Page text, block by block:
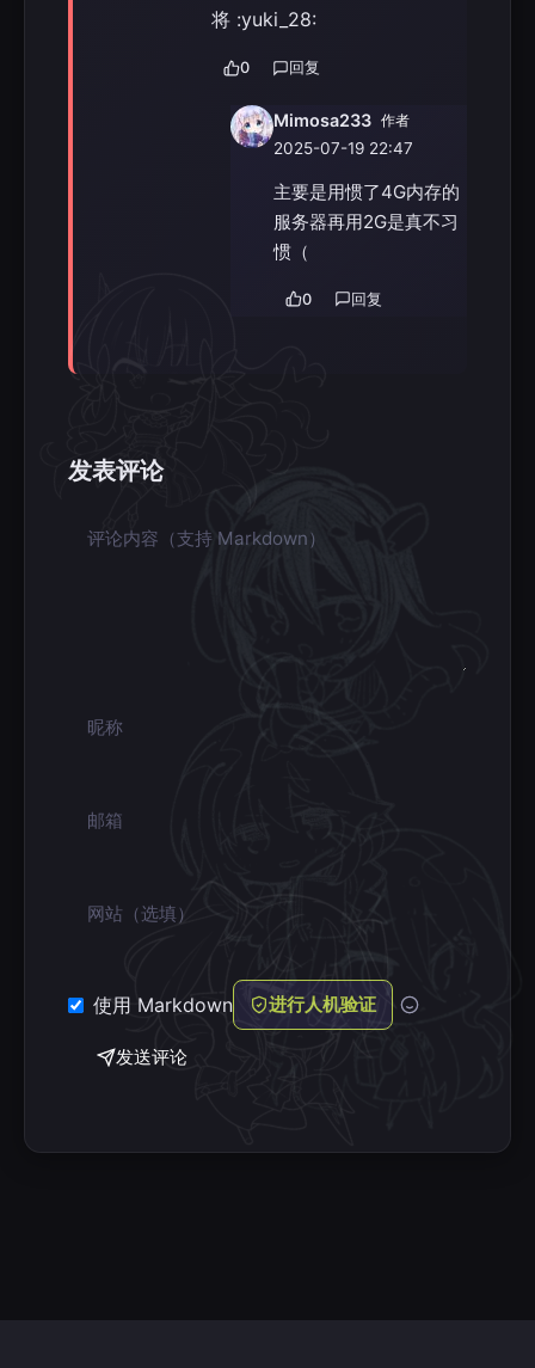
将 :yuki_28:
0 回复
Mimosa233 作者
2025-07-19 22:47
主要是用惯了4G内存的
服务器再用2G是真不习
惯（
0 回复
发表评论
评论内容
昵称
邮箱
网站
使用 Markdown 进行人机验证
发送评论